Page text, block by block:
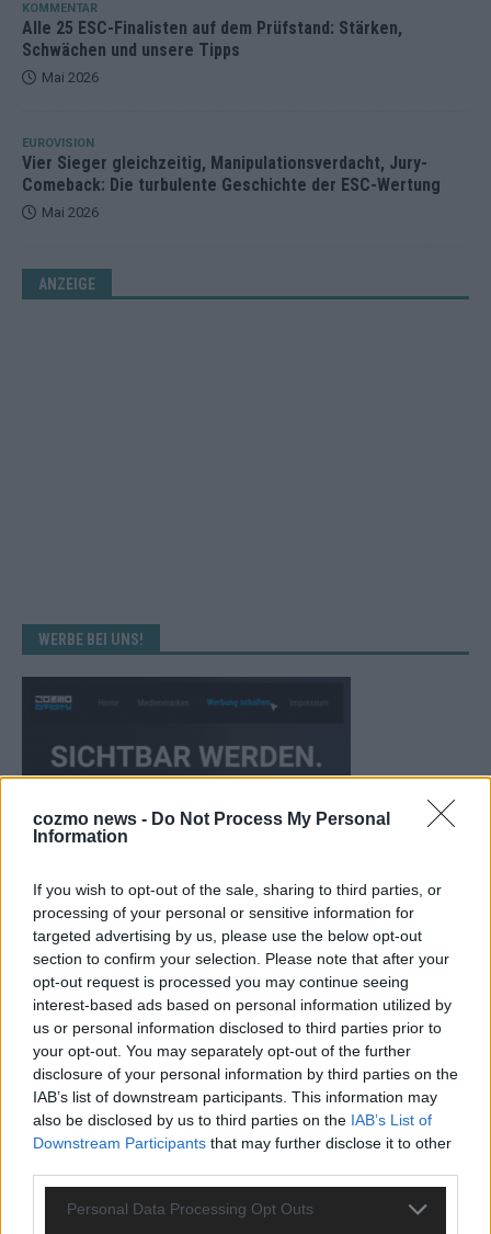
cozmo news - Do Not Process My Personal
Information
If you wish to opt-out of the sale, sharing to third parties, or
processing of your personal or sensitive information for
targeted advertising by us, please use the below opt-out
section to confirm your selection. Please note that after your
opt-out request is processed you may continue seeing
interest-based ads based on personal information utilized by
us or personal information disclosed to third parties prior to
your opt-out. You may separately opt-out of the further
disclosure of your personal information by third parties on the
IAB’s list of downstream participants. This information may
also be disclosed by us to third parties on the IAB’s List of
Downstream Participants that may further disclose it to other
Personal Data Processing Opt Outs
KOMMENTAR
Alle 25 ESC-Finalisten auf dem Prüfstand: Stärken,
Schwächen und unsere Tipps
Mai 2026
EUROVISION
Vier Sieger gleichzeitig, Manipulationsverdacht, Jury-
Comeback: Die turbulente Geschichte der ESC-Wertung
Mai 2026
ANZEIGE
WERBE BEI UNS!
KEINE NEWS MEHR VERPASSEN
ANZEIGE